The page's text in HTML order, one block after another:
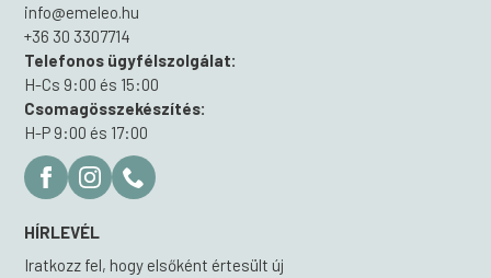
info@emeleo.hu
+36 30 3307714
Telefonos ügyfélszolgálat:
H-Cs 9:00 és 15:00
Csomagösszekészítés:
H-P 9:00 és 17:00
HÍRLEVÉL
Iratkozz fel, hogy elsőként értesült új